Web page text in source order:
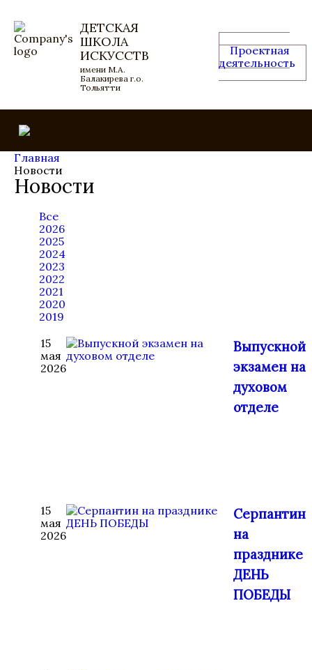
ДЕТСКАЯ
ШКОЛА
ИСКУССТВ
имени М.А.
Балакирева г.о.
Тольятти
Проектная
деятельность
Главная
Новости
Новости
Все
2026
2025
2024
2023
2022
2021
2020
2019
15
мая
2026
Выпускной
экзамен на
духовом
отделе
15
мая
2026
Серпантин
на
празднике
ДЕНЬ
ПОБЕДЫ